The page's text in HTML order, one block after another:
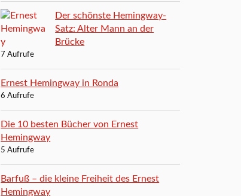
Der schönste Hemingway-
Satz: Alter Mann an der
Brücke
7 Aufrufe
Ernest Hemingway in Ronda
6 Aufrufe
Die 10 besten Bücher von Ernest
Hemingway
5 Aufrufe
Barfuß – die kleine Freiheit des Ernest
Hemingway